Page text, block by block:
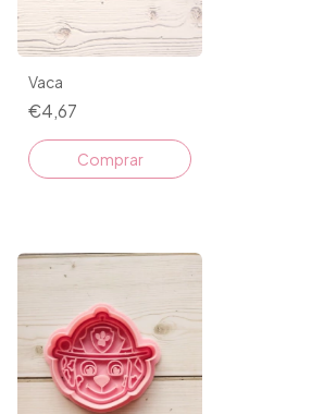
Vaca
€4,67
Comprar